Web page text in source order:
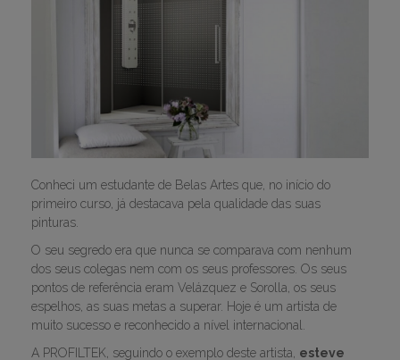
Conheci um estudante de Belas Artes que, no início do
primeiro curso, já destacava pela qualidade das suas
pinturas.
O seu segredo era que nunca se comparava com nenhum
dos seus colegas nem com os seus professores. Os seus
pontos de referência eram Velázquez e Sorolla, os seus
espelhos, as suas metas a superar. Hoje é um artista de
muito sucesso e reconhecido a nível internacional.
A PROFILTEK, seguindo o exemplo deste artista, esteve